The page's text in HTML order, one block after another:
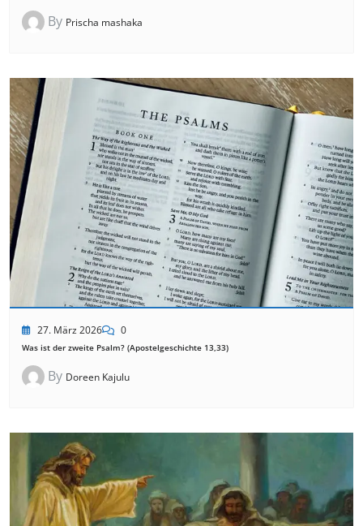
By Prischa mashaka
27. März 2026 0
Was ist der zweite Psalm? (Apostelgeschichte 13,33)
By Doreen Kajulu